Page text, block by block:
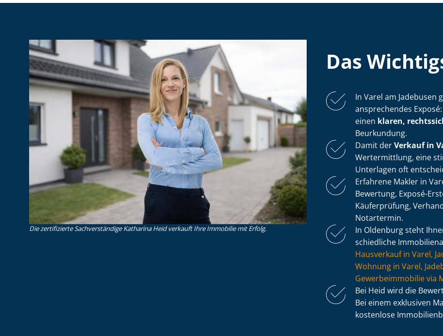
Die zertifizierte Sachverständige Katharina Heid verkauft Ihre Immobilie mit Erfolg.
Das
In Varel am
ansprechendes
einen klaren,
Beurkundung.
Damit derVerkauf in
Wertermittlung, eine
Unterlagen oft
Erfahrene Makler in
Bewertung, Exposé-
Käuferprüfung,
Notartermin.
In Oldenburg steht
schied­li­che
Hausverkauf in Varel,
Wohnung in Varel,
Ge­wer­be­im­mo­bi­lie via
Bei Heid wird die
Bei einem exklusiven
kostenlose